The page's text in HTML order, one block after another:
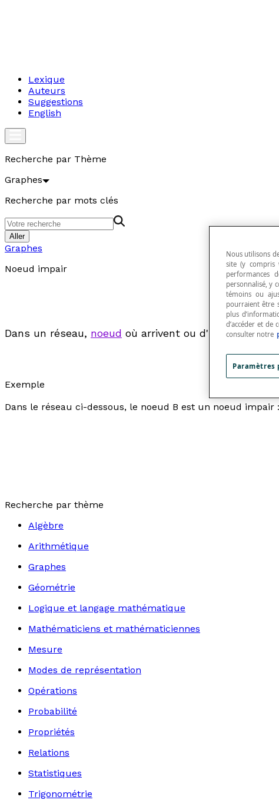
Lexique
Auteurs
Suggestions
English
Recherche par Thème
Graphes
Recherche par mots clés
Aller
Graphes
Noeud impair
Dans un réseau, noeud où arrivent ou d'où partent un
Exemple
Dans le réseau ci-dessous, le noeud B est un noeud impair :
Recherche par thème
Algèbre
Arithmétique
Graphes
Géométrie
Logique et langage mathématique
Mathématiciens et mathématiciennes
Mesure
Modes de représentation
Opérations
Probabilité
Propriétés
Relations
Statistiques
Trigonométrie
Nous utilisons
site (y compris
performances
personnalisé, y
témoins ou
pourraient être
plus
d’accéder et
consulter notre
Paramètres